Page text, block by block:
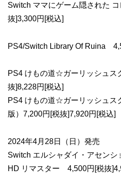
Switch ママにゲーム隠された
抜]3,300円[税込]
PS4/Switch Library Of Ruina
PS4 けもの道☆ガーリッシュ
抜]8,228円[税込]
PS4 けもの道☆ガーリッシュス
版）7,200円[税抜]7,920円[税込]
2024年4月28日（日）発売
Switch エルシャダイ・アセンシ
HD リマスター 4,500円[税抜